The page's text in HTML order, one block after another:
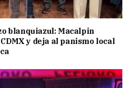
blanquiazul: Macalpin
y deja al panismo local